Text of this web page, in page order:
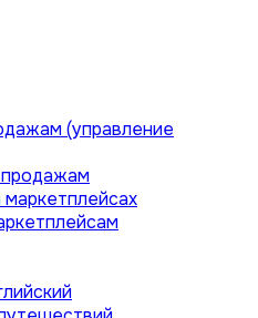
(управление